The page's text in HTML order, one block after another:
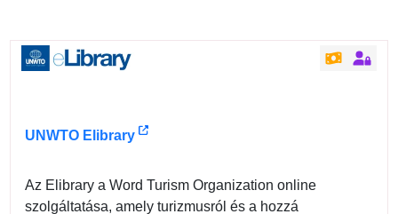
UNWTO Elibrary
Az Elibrary a Word Turism Organization online
szolgáltatása, amely turizmusról és a hozzá